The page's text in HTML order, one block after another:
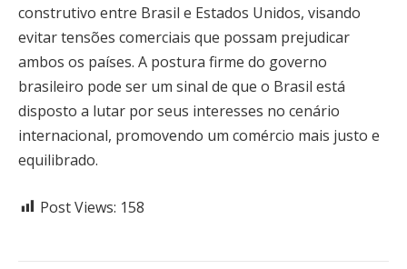
construtivo entre Brasil e Estados Unidos, visando
evitar tensões comerciais que possam prejudicar
ambos os países. A postura firme do governo
brasileiro pode ser um sinal de que o Brasil está
disposto a lutar por seus interesses no cenário
internacional, promovendo um comércio mais justo e
equilibrado.
Post Views: 158